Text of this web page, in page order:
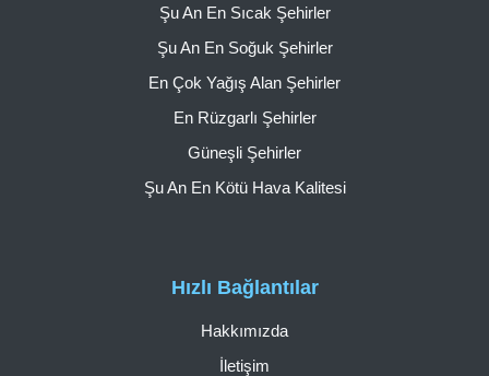
Hızlı Bağlantılar
Hakkımızda
İletişim
Şu An En Sıcak Şehirler
Şu An En Soğuk Şehirler
En Çok Yağış Alan Şehirler
En Rüzgarlı Şehirler
Güneşli Şehirler
Şu An En Kötü Hava Kalitesi